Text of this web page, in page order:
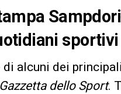
di alcuni dei principali
dello Sport.